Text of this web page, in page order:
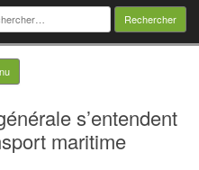
:
Skip to content
s’entendent
maritime